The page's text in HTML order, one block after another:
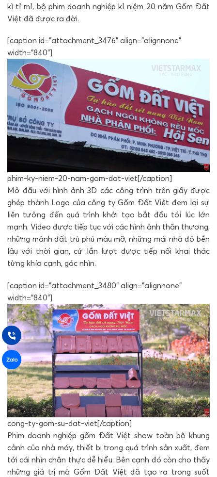
kì tỉ mỉ, bộ phim doanh nghiệp kỉ niệm 20 năm Gốm Đất
Việt đã được ra đời.
[caption id="attachment_3476" align="alignnone"
width="840"]
phim-ky-niem-20-nam-gom-dat-viet[/caption]
Mở đầu với hình ảnh 3D các công trình trên giấy được
ghép thành Logo của công ty Gốm Đất Việt đem lại sự
liên tưởng đến quá trình khởi tạo bắt đầu tới lúc lớn
mạnh. Video được tiếp tục với các hình ảnh thân thương,
những mảnh đất trù phú màu mỡ, những mái nhà đỏ bền
lâu với thời gian, cứ lần lượt được tiếp nối khai thác
từng khía cạnh, góc nhìn.
[caption id="attachment_3480" align="alignnone"
width="840"]
cong-ty-gom-su-dat-viet[/caption]
Phim doanh nghiệp gốm Đất Việt show toàn bộ khung
cảnh của nhà máy, thiết bị trong quá trình sản xuất, đem
tới cái nhìn chân thực dễ hiểu. Bên cạnh đó còn cho thấy
những giá trị mà Gốm Đất Việt đã tạo ra trong suốt